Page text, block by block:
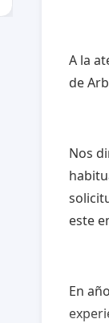
A la
de
Nos
este
En